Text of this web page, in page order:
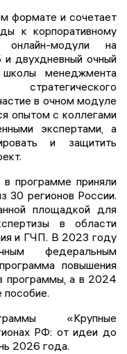
формате и сочетает
к корпоративному
модули на
двухдневный очный
менеджмента
в очном модуле
опытом с коллегами
экспертами, а
и защитить
программе приняли
30 регионов России.
площадкой для
в области
и ГЧП. В 2023 году
федеральным
повышения
программы, а в 2024
«Крупные
РФ: от идеи до
2026 года.